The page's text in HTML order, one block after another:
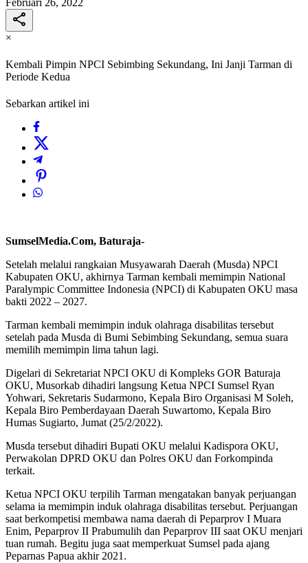
×
Kembali Pimpin NPCI Sebimbing Sekundang, Ini Janji Tarman di
Periode Kedua
Sebarkan artikel ini
SumselMedia.Com, Baturaja-
Setelah melalui rangkaian Musyawarah Daerah (Musda) NPCI
Kabupaten OKU, akhirnya Tarman kembali memimpin National
Paralympic Committee Indonesia (NPCI) di Kabupaten OKU masa
bakti 2022 – 2027.
Tarman kembali memimpin induk olahraga disabilitas tersebut
setelah pada Musda di Bumi Sebimbing Sekundang, semua suara
memilih memimpin lima tahun lagi.
Digelari di Sekretariat NPCI OKU di Kompleks GOR Baturaja
OKU, Musorkab dihadiri langsung Ketua NPCI Sumsel Ryan
Yohwari, Sekretaris Sudarmono, Kepala Biro Organisasi M Soleh,
Kepala Biro Pemberdayaan Daerah Suwartomo, Kepala Biro
Humas Sugiarto, Jumat (25/2/2022).
Musda tersebut dihadiri Bupati OKU melalui Kadispora OKU,
Perwakolan DPRD OKU dan Polres OKU dan Forkompinda
terkait.
Ketua NPCI OKU terpilih Tarman mengatakan banyak perjuangan
selama ia memimpin induk olahraga disabilitas tersebut. Perjuangan
saat berkompetisi membawa nama daerah di Peparprov I Muara
Enim, Peparprov II Prabumulih dan Peparprov III saat OKU menjari
tuan rumah. Begitu juga saat memperkuat Sumsel pada ajang
Peparnas Papua akhir 2021.